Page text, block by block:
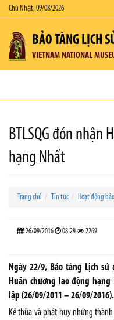
Chủ Nhật, 09/08/2026
BẢO TÀNG LỊCH
VIETNAM NATIONAL
BTLSQG đón nhận
hạng Nhất
Trang chủ Tin tức Hoạt động
26/09/2016 08:29 2269
Ngày 22/9, Bảo tàng Lịch sử
Huân chương lao động
lập (26/09/2011 – 26/09/2016).
Kế thừa và phát huy những